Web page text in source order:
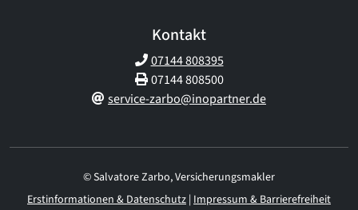
Kontakt
07144 808395
07144 808500
service-zarbo@inopartner.de
© Salvatore Zarbo, Versicherungsmakler
Erstinformationen & Datenschutz | Impressum & Barrierefreiheit